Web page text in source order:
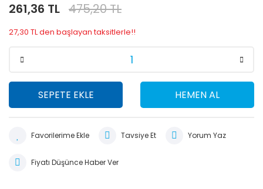
261,36 TL 475,20 TL
27,30 TL den başlayan taksitlerle!!
SEPETE EKLE HEMEN AL
Tavsiye Et Yorum Yaz
Fiyatı Düşünce Haber Ver